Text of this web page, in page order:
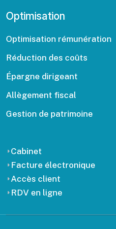
Optimisation
Optimisation rémunération
Réduction des coûts
Épargne dirigeant
Allègement fiscal
Gestion de patrimoine
Cabinet
Facture électronique
Accès client
RDV en ligne